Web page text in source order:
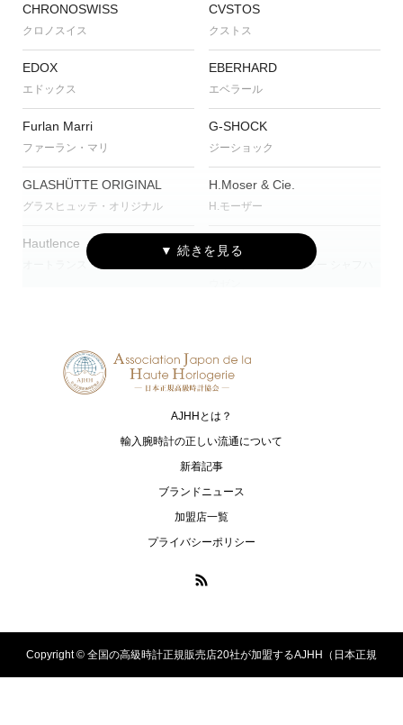
CHRONOSWISS
クロノスイス
CVSTOS
クストス
EDOX
エドックス
EBERHARD
エベラール
Furlan Marri
ファーラン・マリ
G-SHOCK
ジーショック
GLASHÜTTE ORIGINAL
グラスヒュッテ・オリジナル
H.Moser & Cie.
H.モーザー
Hautlence IWC
アイ・ダブリュー・シー シャフハ
NORQAIN OSSO ITALY
TAG Heuer
タグ・ホイヤー
AJHHとは？
輸入腕時計の正しい流通について
新着記事
ブランドニュース
加盟店一覧
プライバシーポリシー
Copyright © 全国の高級時計正規販売店20社が加盟するAJHH（日本正規